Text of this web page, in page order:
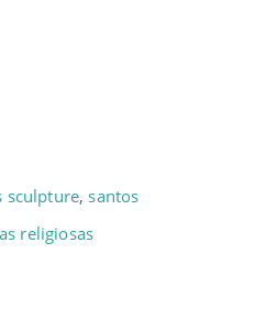
sculpture,santos
religiosas